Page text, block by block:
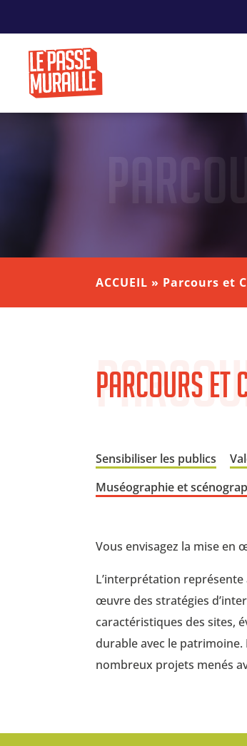
ACCUEIL » Parcours et
Parcours et
Sensibiliser les publics
Muséographie et
Vous envisagez la mise en
L’interprétation
œuvre des stratégies
caractéristiques des sites,
durable avec le patrimoine.
nombreux projets menés